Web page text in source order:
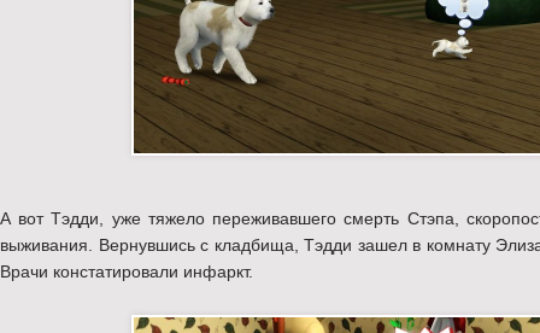
А вот Тэдди, уже тяжело переживавшего смерть Стэпа,
выживания. Вернувшись с кладбища, Тэдди зашел в комнату
Врачи констатировали инфаркт.